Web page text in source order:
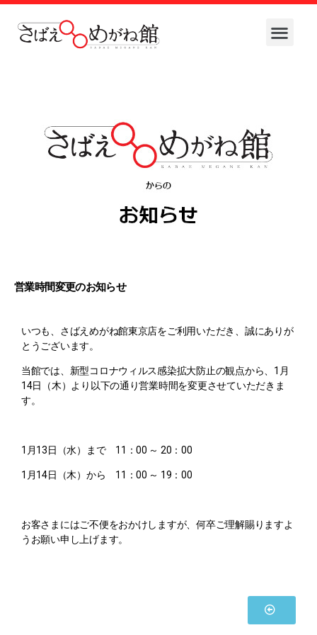
営業時間変更のお知らせ
いつも、さばえめがね館東京店をご利用いただき、誠にありが
とうございます。
当館では、新型コロナウィルス感染拡大防止の観点から、 1月
14日（木）より以下の通り営業時間を変更させていただきま
す。
1月13日（水）まで 11：00 ～ 20：00
1月14日（木）から 11：00 ～ 19：00
お客さまにはご不便をおかけしますが、何卒ご理解賜りますよ
うお願い申し上げます。